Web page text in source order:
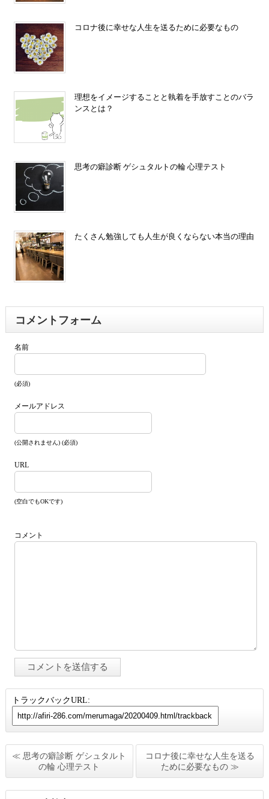
コロナ後に幸せな人生を送るために必要なもの
理想をイメージすることと執着を手放すことのバラ
ンスとは？
思考の癖診断 ゲシュタルトの輪 心理テスト
たくさん勉強しても人生が良くならない本当の理由
コメントフォーム
名前
(必須)
メールアドレス
(公開されません) (必須)
URL
(空白でもOKです)
コメント
トラックバックURL:
≪ 思考の癖診断 ゲシュタルト
の輪 心理テスト
コロナ後に幸せな人生を送る
ために必要なもの ≫